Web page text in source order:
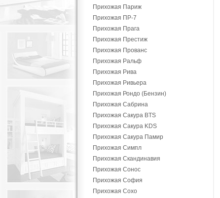
Прихожая Париж
Прихожая ПР-7
Прихожая Прага
Прихожая Престиж
Прихожая Прованс
Прихожая Ральф
Прихожая Рива
Прихожая Ривьера
Прихожая Рондо (Бензин)
Прихожая Сабрина
Прихожая Сакура BTS
Прихожая Сакура KDS
Прихожая Сакура Памир
Прихожая Симпл
Прихожая Скандинавия
Прихожая Сонос
Прихожая София
Прихожая Сохо